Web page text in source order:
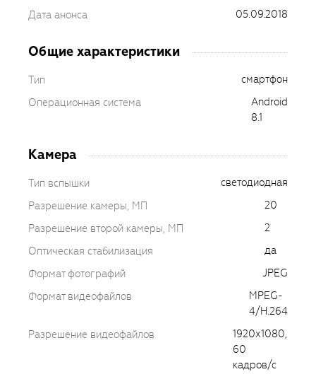
Дата анонса
05.09.2018
Общие характеристики
Тип
смартфон
Операционная система
Android
8.1
Камера
Тип вспышки
светодиодная
Разрешение камеры, МП
20
Разрешение второй камеры, МП
2
Оптическая стабилизация
да
Формат фотографий
JPEG
Формат видеофайлов
MPEG-
4/H.264
Разрешение видеофайлов
1920х1080,
60
кадров/с